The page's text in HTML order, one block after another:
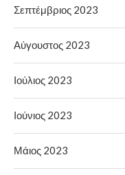
Σεπτέμβριος 2023
Αύγουστος 2023
Ιούλιος 2023
Ιούνιος 2023
Μάιος 2023